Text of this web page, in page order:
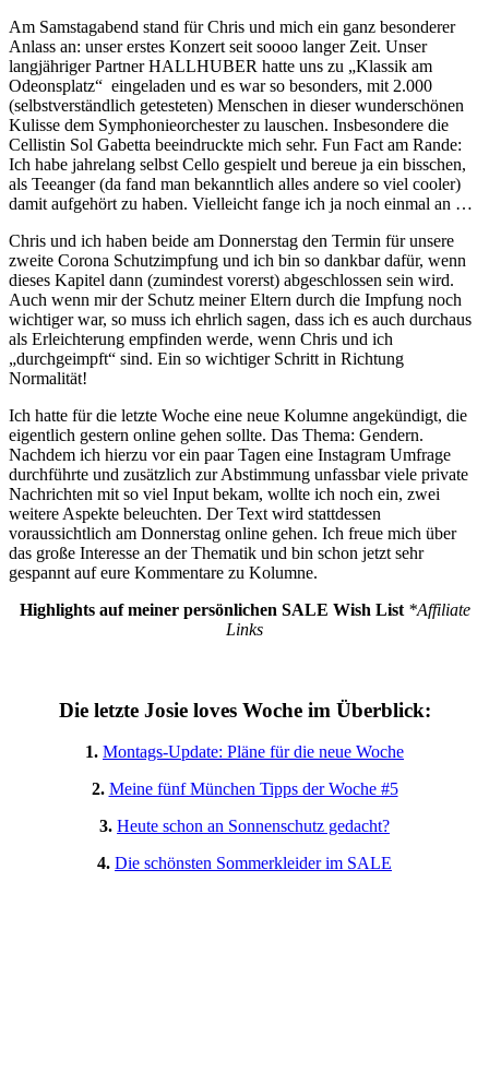
Am Samstagabend stand für Chris und mich ein ganz besonderer
Anlass an: unser erstes Konzert seit soooo langer Zeit. Unser
langjähriger Partner HALLHUBER hatte uns zu „Klassik am
Odeonsplatz“ eingeladen und es war so besonders, mit 2.000
(selbstverständlich getesteten) Menschen in dieser wunderschönen
Kulisse dem Symphonieorchester zu lauschen. Insbesondere die
Cellistin Sol Gabetta beeindruckte mich sehr. Fun Fact am Rande:
Ich habe jahrelang selbst Cello gespielt und bereue ja ein bisschen,
als Teeanger (da fand man bekanntlich alles andere so viel cooler)
damit aufgehört zu haben. Vielleicht fange ich ja noch einmal an …
Chris und ich haben beide am Donnerstag den Termin für unsere
zweite Corona Schutzimpfung und ich bin so dankbar dafür, wenn
dieses Kapitel dann (zumindest vorerst) abgeschlossen sein wird.
Auch wenn mir der Schutz meiner Eltern durch die Impfung noch
wichtiger war, so muss ich ehrlich sagen, dass ich es auch durchaus
als Erleichterung empfinden werde, wenn Chris und ich
„durchgeimpft“ sind. Ein so wichtiger Schritt in Richtung
Normalität!
Ich hatte für die letzte Woche eine neue Kolumne angekündigt, die
eigentlich gestern online gehen sollte. Das Thema: Gendern.
Nachdem ich hierzu vor ein paar Tagen eine Instagram Umfrage
durchführte und zusätzlich zur Abstimmung unfassbar viele private
Nachrichten mit so viel Input bekam, wollte ich noch ein, zwei
weitere Aspekte beleuchten. Der Text wird stattdessen
voraussichtlich am Donnerstag online gehen. Ich freue mich über
das große Interesse an der Thematik und bin schon jetzt sehr
gespannt auf eure Kommentare zu Kolumne.
Highlights auf meiner persönlichen SALE Wish List *Affiliate
Links
Die letzte Josie loves Woche im Überblick:
1. Montags-Update: Pläne für die neue Woche
2. Meine fünf München Tipps der Woche #5
3. Heute schon an Sonnenschutz gedacht?
4. Die schönsten Sommerkleider im SALE